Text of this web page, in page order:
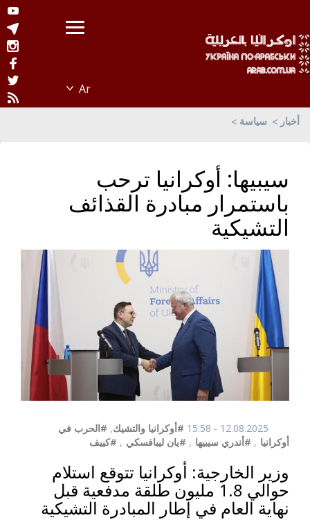
أخبار سياسة
سيبيها: أوكرانيا ترحب
باستمرار مبادرة القذائف
التشيكية
12.08.2025 - 15:58 #أوكرانيا والتشيك, #الحرب في
أوكرانيا , #أندري سيبيها , #يان ليبافسكي , #كييف
وزير الخارجية: أوكرانيا تتوقع استلام
حوالي 1.8 مليون طلقة مدفعية قبل
نهاية العام في إطار المبادرة التشيكية